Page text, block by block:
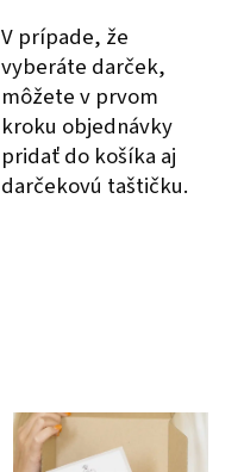
V prípade, že
vyberáte darček,
môžete v prvom
kroku objednávky
pridať do košíka aj
darčekovú taštičku.